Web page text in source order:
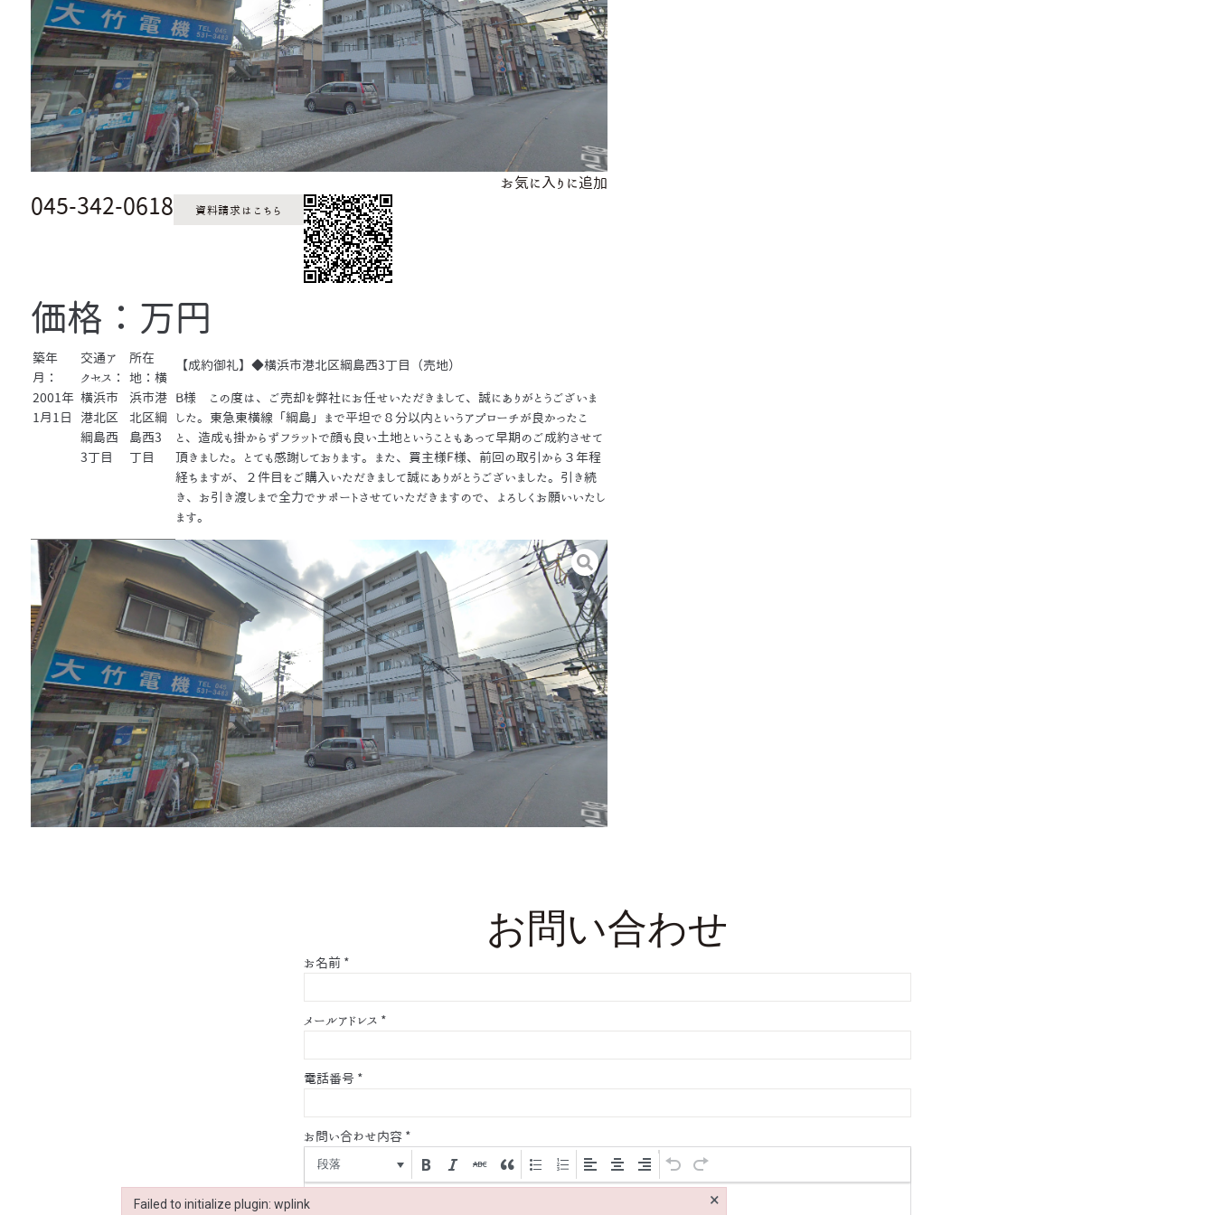
お気に入りに追加
045-342-0618 資料請求はこちら
価格：万円
築年
月：
2001年
1月1日
交通ア
クセス：
横浜市
港北区
綱島西
3丁目
所在
地：横
浜市港
北区綱
島西3
丁目
【成約御礼】◆横浜市港北区綱島西3丁目（売地）
B様 この度は、ご売却を弊社にお任せいただきまして、誠にありがとうございま
した。東急東横線「綱島」まで平坦で８分以内というアプローチが良かったこ
と、造成も掛からずフラットで顔も良い土地ということもあって早期のご成約させて
頂きました。とても感謝しております。また、買主様F様、前回の取引から３年程
経ちますが、２件目をご購入いただきまして誠にありがとうございました。引き続
き、お引き渡しまで全力でサポートさせていただきますので、よろしくお願いいたし
ます。
お問い合わせ
お名前 *
メールアドレス *
電話番号 *
お問い合わせ内容 *
段落
Failed to initialize plugin: wplink ×